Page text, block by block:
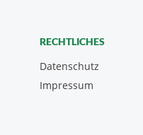
RECHTLICHES
Datenschutz
Impressum